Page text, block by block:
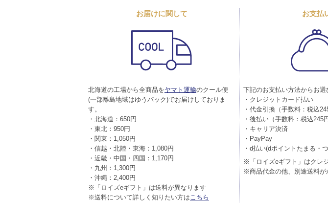
お届けに関して
北海道の工場から全商品をヤマト運輸のクール便
(一部離島地域はゆうパック)でお届けしておりま
す。
・北海道：650円
・東北：950円
・関東：1,050円
・信越・北陸・東海：1,080円
・近畿・中国・四国：1,170円
・九州：1,300円
・沖縄：2,400円
※「ロイズeギフト」は送料が異なります
※送料について詳しく知りたい方はこちら
お支払
下記のお支払い方法からお選
・クレジットカード払い
・代金引換（手数料：税込
・後払い（手数料：税込245
・キャリア決済
・PayPay
・d払い(dポイントたまる・
※「ロイズeギフト」はクレ
※商品代金の他、別途送料が